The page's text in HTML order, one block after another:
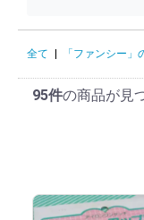
「ファン
全て 「ファンシー」
95件の商品が見